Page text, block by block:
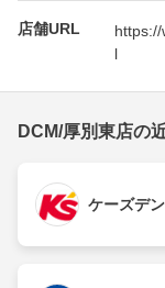
店舗URL
l
DCM/厚別東店の
ケーズデ